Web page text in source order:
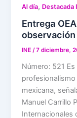
Al día, Destacada
Entrega
INE/7 diciembre,
Número: 521
mexicana,
Manuel Carrillo
Internacionales